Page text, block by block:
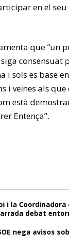
en el seu
que “un
consensuat
i sols es base
i veïnes als que
està
Entença”.
i la
debat
nega avisos